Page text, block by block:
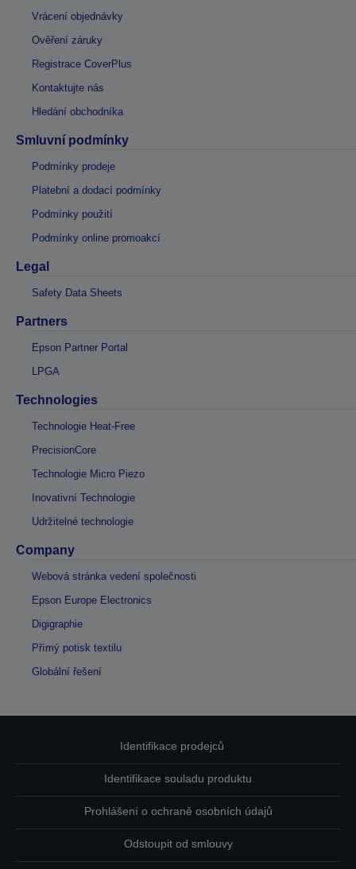
Vrácení objednávky
Ověření záruky
Registrace CoverPlus
Kontaktujte nás
Hledání obchodníka
Smluvní podmínky
Podmínky prodeje
Platební a dodací podmínky
Podmínky použití
Podmínky online promoakcí
Legal
Safety Data Sheets
Partners
Epson Partner Portal
LPGA
Technologies
Technologie Heat-Free
PrecisionCore
Technologie Micro Piezo
Inovativní Technologie
Udržitelné technologie
Company
Webová stránka vedení společnosti
Epson Europe Electronics
Digigraphie
Přímý potisk textilu
Globální řešení
Identifikace prodejců
Identifikace souladu produktu
Prohlášení o ochraně osobních údajů
Odstoupit od smlouvy